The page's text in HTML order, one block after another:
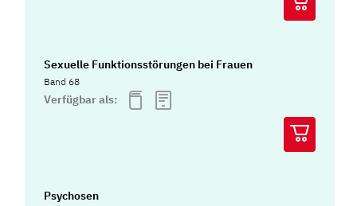
Sexuelle Funktionsstörungen bei Frauen
Band 68
Verfügbar als:
Psychosen